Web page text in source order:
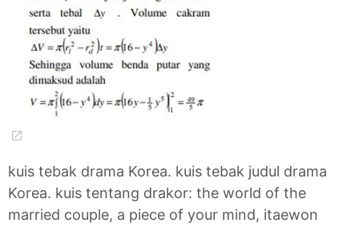
kuis tebak drama Korea. kuis tebak judul drama
Korea. kuis tentang drakor: the world of the
married couple, a piece of your mind, itaewon